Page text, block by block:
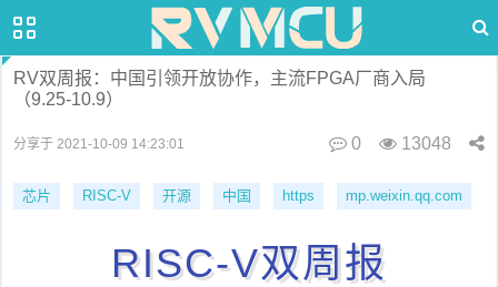
RV双周报：中国引领开放协作，主流FPGA厂商入局
（9.25-10.9）
分享于 2021-10-09 14:23:01 0 13048
芯片 RISC-V 开源 中国 https mp.weixin.qq.com
RISC-V双周报